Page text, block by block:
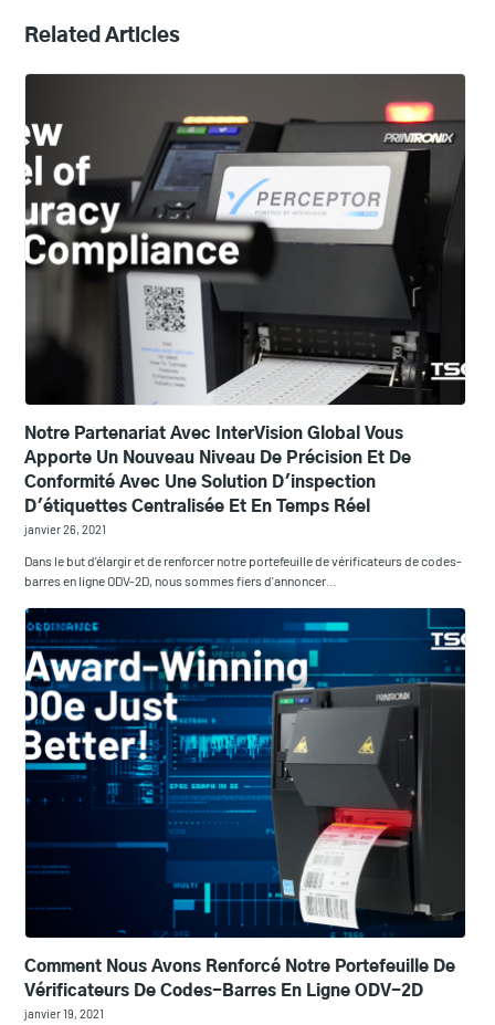
Related Articles
Notre Partenariat Avec InterVision Global Vous
Apporte Un Nouveau Niveau De Précision Et De
Conformité Avec Une Solution D'inspection
D'étiquettes Centralisée Et En Temps Réel
janvier 26, 2021
Dans le but d'élargir et de renforcer notre portefeuille de vérificateurs de codes-
barres en ligne ODV-2D, nous sommes fiers d'annoncer…
Comment Nous Avons Renforcé Notre Portefeuille De
Vérificateurs De Codes-Barres En Ligne ODV-2D
janvier 19, 2021